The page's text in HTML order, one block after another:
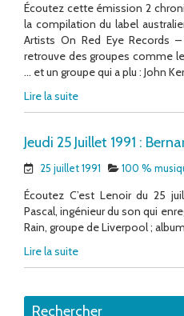
Écoutez cette émission 2
la compilation du label
Artists On Red Eye Records
retrouve des groupes comme
… et un groupe qui a plu : John
Lire la suite
Jeudi 25 Juillet 1991 :
25 juillet 1991 100 %
Écoutez C’est Lenoir du 25
Pascal, ingénieur du son qui
Rain, groupe de Liverpool ;
Lire la suite
Rechercher